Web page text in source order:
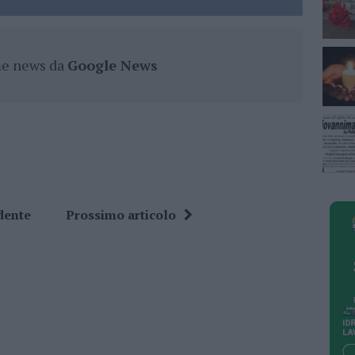
news da Google News
Prossimo articolo